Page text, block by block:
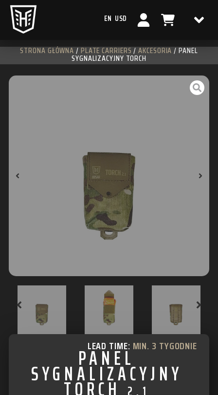
EN USD
STRONA GŁÓWNA/PLATE CARRIERS/AKCESORIA/ PANEL
SYGNALIZACYJNY TORCH
MIN. 3 TYGODNIE
LEAD TIME:
PANEL
SYGNALIZACYJNY